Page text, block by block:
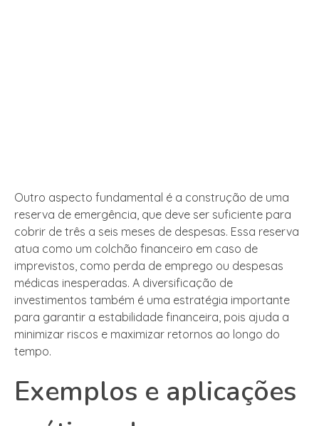
Outro aspecto fundamental é a construção de uma
reserva de emergência, que deve ser suficiente para
cobrir de três a seis meses de despesas. Essa reserva
atua como um colchão financeiro em caso de
imprevistos, como perda de emprego ou despesas
médicas inesperadas. A diversificação de
investimentos também é uma estratégia importante
para garantir a estabilidade financeira, pois ajuda a
minimizar riscos e maximizar retornos ao longo do
tempo.
Exemplos e aplicações